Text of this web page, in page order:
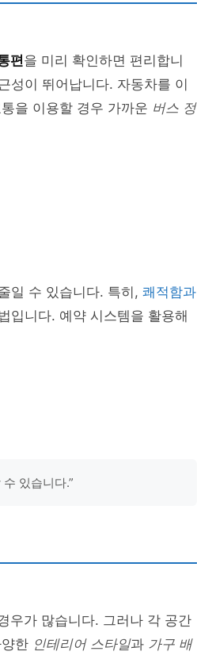
편을 미리 확인하면 편리합니
성이 뛰어납니다. 자동차를 이
을 이용할 경우 가까운 버스 정
일 수 있습니다. 특히, 쾌적함과
입니다. 예약 시스템을 활용해
있습니다.”
우가 많습니다. 그러나 각 공간
한 인테리어 스타일과 가구 배